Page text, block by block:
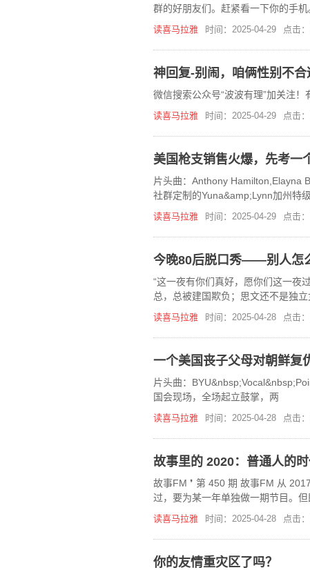
群的好朋友们。赶紧看一下你的手
赶紧按短信上说的加入我们的会员群
读喜马拉雅 时间：2025-04-29 点击
神回复-别闹，咱俩性别不合
微信搜索公众号“波波有理”加关注！
读喜马拉雅 时间：2025-04-29 点击
美国枪支销售火爆，先考一
片头曲：Anthony Hamilton,Elayna
社群定制的Yuna&amp;Lynn加州特
读喜马拉雅 时间：2025-04-29 点击
今晚80后脱口秀——别人怎
“这一夜有你们真好，愿你们这一夜
总，总被建国欺负；思文还不是独
在，《今晚80后脱口秀》喜马拉雅独
读喜马拉雅 时间：2025-04-28 点击
一个美国丧子父母对朝鲜复
片头曲：
国会现场，全场起立鼓掌，两
读喜马拉雅 时间：2025-04-28 点击
故事里的 2020：普通人的
故事FM ❜ 第 450 期 故事FM 从
过，要为某一年单独做一期节目。
全人类以一
读喜马拉雅 时间：2025-04-28 点击
你的友情重灾区了吗？